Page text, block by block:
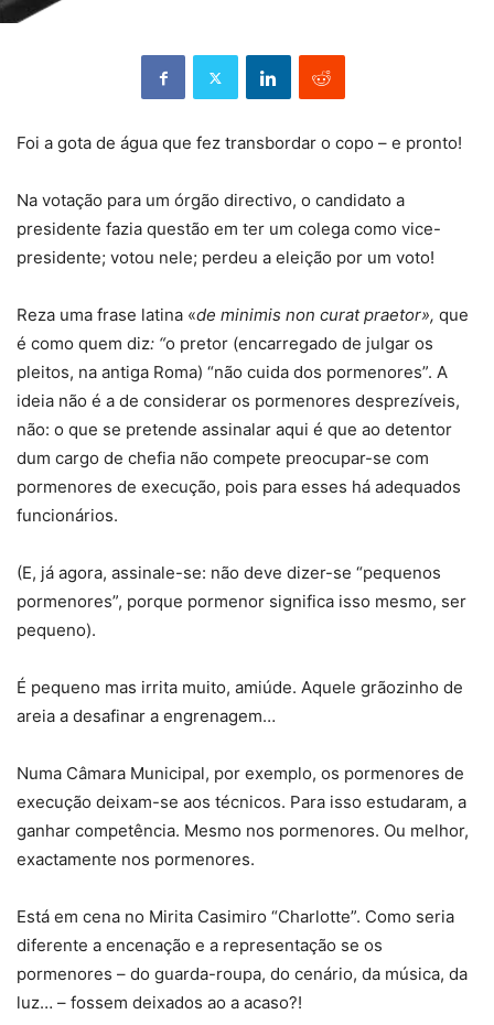
Foi a gota de água que fez transbordar o copo – e pronto!
Na votação para um órgão directivo, o candidato a
presidente fazia questão em ter um colega como vice-
presidente; votou nele; perdeu a eleição por um voto!
Reza uma frase latina «de minimis non curat praetor», que
é como quem diz: “o pretor (encarregado de julgar os
pleitos, na antiga Roma) “não cuida dos pormenores”. A
ideia não é a de considerar os pormenores desprezíveis,
não: o que se pretende assinalar aqui é que ao detentor
dum cargo de chefia não compete preocupar-se com
pormenores de execução, pois para esses há adequados
funcionários.
(E, já agora, assinale-se: não deve dizer-se “pequenos
pormenores”, porque pormenor significa isso mesmo, ser
pequeno).
É pequeno mas irrita muito, amiúde. Aquele grãozinho de
areia a desafinar a engrenagem…
Numa Câmara Municipal, por exemplo, os pormenores de
execução deixam-se aos técnicos. Para isso estudaram, a
ganhar competência. Mesmo nos pormenores. Ou melhor,
exactamente nos pormenores.
Está em cena no Mirita Casimiro “Charlotte”. Como seria
diferente a encenação e a representação se os
pormenores – do guarda-roupa, do cenário, da música, da
luz… – fossem deixados ao a acaso?!